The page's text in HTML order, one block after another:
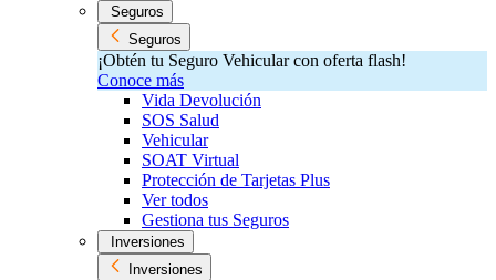
Seguros
Seguros
¡Obtén tu Seguro Vehicular con oferta flash!
Conoce más
Vida Devolución
SOS Salud
Vehicular
SOAT Virtual
Protección de Tarjetas Plus
Ver todos
Gestiona tus Seguros
Inversiones
Inversiones